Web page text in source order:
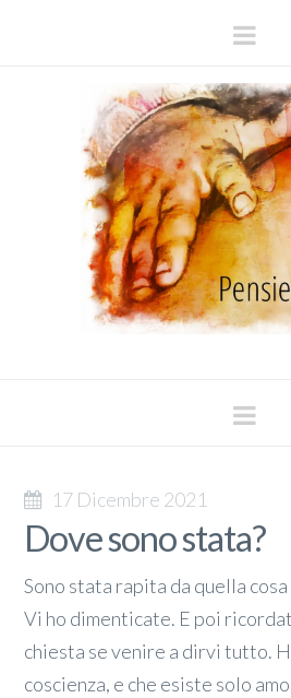
17 Dicembre 2021
Dove sono stata?
Sono stata rapita da quella
Vi ho dimenticate. E poi
chiesta se venire a dirvi tutto.
coscienza, e che esiste solo